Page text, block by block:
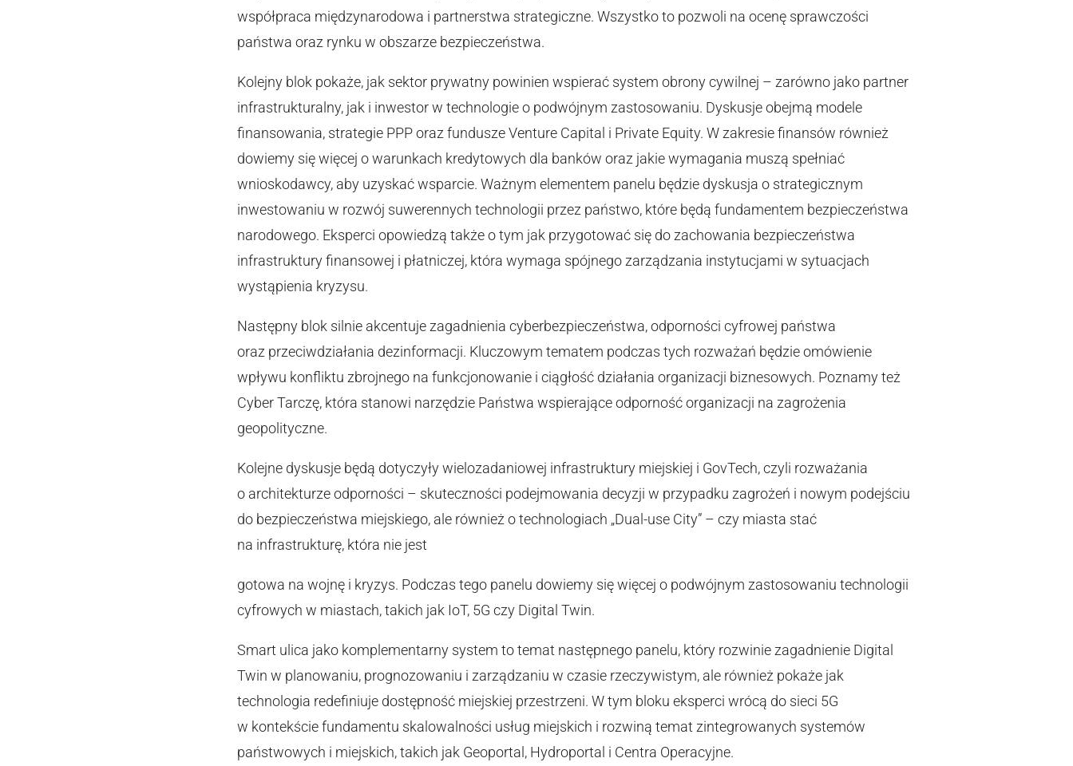
współpraca międzynarodowa i partnerstwa strategiczne. Wszystko to pozwoli na ocenę sprawczości
państwa oraz rynku w obszarze bezpieczeństwa.
Kolejny blok pokaże, jak sektor prywatny powinien wspierać system obrony cywilnej – zarówno jako partner
infrastrukturalny, jak i inwestor w technologie o podwójnym zastosowaniu. Dyskusje obejmą modele
finansowania, strategie PPP oraz fundusze Venture Capital i Private Equity. W zakresie finansów również
dowiemy się więcej o warunkach kredytowych dla banków oraz jakie wymagania muszą spełniać
wnioskodawcy, aby uzyskać wsparcie. Ważnym elementem panelu będzie dyskusja o strategicznym
inwestowaniu w rozwój suwerennych technologii przez państwo, które będą fundamentem bezpieczeństwa
narodowego. Eksperci opowiedzą także o tym jak przygotować się do zachowania bezpieczeństwa
infrastruktury finansowej i płatniczej, która wymaga spójnego zarządzania instytucjami w sytuacjach
wystąpienia kryzysu.
Następny blok silnie akcentuje zagadnienia cyberbezpieczeństwa, odporności cyfrowej państwa
oraz przeciwdziałania dezinformacji. Kluczowym tematem podczas tych rozważań będzie omówienie
wpływu konfliktu zbrojnego na funkcjonowanie i ciągłość działania organizacji biznesowych. Poznamy też
Cyber Tarczę, która stanowi narzędzie Państwa wspierające odporność organizacji na zagrożenia
geopolityczne.
Kolejne dyskusje będą dotyczyły wielozadaniowej infrastruktury miejskiej i GovTech, czyli rozważania
o architekturze odporności – skuteczności podejmowania decyzji w przypadku zagrożeń i nowym podejściu
do bezpieczeństwa miejskiego, ale również o technologiach „Dual-use City” – czy miasta stać
na infrastrukturę, która nie jest
gotowa na wojnę i kryzys. Podczas tego panelu dowiemy się więcej o podwójnym zastosowaniu technologii
cyfrowych w miastach, takich jak IoT, 5G czy Digital Twin.
Smart ulica jako komplementarny system to temat następnego panelu, który rozwinie zagadnienie Digital
Twin w planowaniu, prognozowaniu i zarządzaniu w czasie rzeczywistym, ale również pokaże jak
technologia redefiniuje dostępność miejskiej przestrzeni. W tym bloku eksperci wrócą do sieci 5G
w kontekście fundamentu skalowalności usług miejskich i rozwiną temat zintegrowanych systemów
państwowych i miejskich, takich jak Geoportal, Hydroportal i Centra Operacyjne.